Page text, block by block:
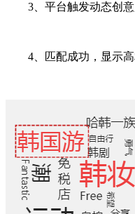
3、平台触发动态创
4、匹配成功，显示